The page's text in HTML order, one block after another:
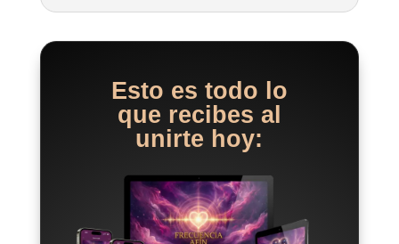
Esto es todo lo
que recibes al
unirte hoy: